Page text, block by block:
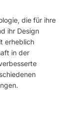
die für ihre
ihr Design
erheblich
in der